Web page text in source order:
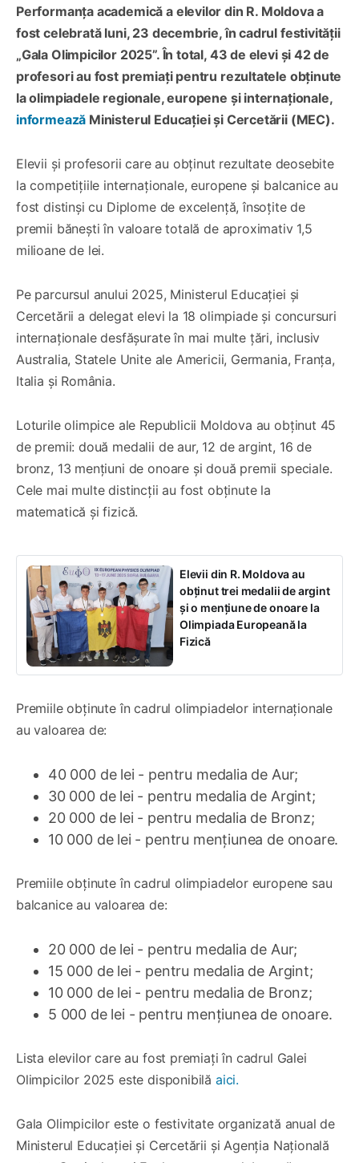
Performanța academică a elevilor din R. Moldova a
fost celebrată luni, 23 decembrie, în cadrul festivității
„Gala Olimpicilor 2025”. În total, 43 de elevi și 42 de
profesori au fost premiați pentru rezultatele obținute
la olimpiadele regionale, europene și internaționale,
informează Ministerul Educației și Cercetării (MEC).
Elevii și profesorii care au obținut rezultate deosebite
la competițiile internaționale, europene și balcanice au
fost distinși cu Diplome de excelență, însoțite de
premii bănești în valoare totală de aproximativ 1,5
milioane de lei.
Pe parcursul anului 2025, Ministerul Educației și
Cercetării a delegat elevi la 18 olimpiade și concursuri
internaționale desfășurate în mai multe țări, inclusiv
Australia, Statele Unite ale Americii, Germania, Franța,
Italia și România.
Loturile olimpice ale Republicii Moldova au obținut 45
de premii: două medalii de aur, 12 de argint, 16 de
bronz, 13 mențiuni de onoare și două premii speciale.
Cele mai multe distincții au fost obținute la
matematică și fizică.
Elevii din R. Moldova au
obținut trei medalii de argint
și o mențiune de onoare la
Olimpiada Europeană la
Fizică
Premiile obținute în cadrul olimpiadelor internaționale
au valoarea de:
40 000 de lei - pentru medalia de Aur;
30 000 de lei - pentru medalia de Argint;
20 000 de lei - pentru medalia de Bronz;
10 000 de lei - pentru mențiunea de onoare.
Premiile obținute în cadrul olimpiadelor europene sau
balcanice au valoarea de:
20 000 de lei - pentru medalia de Aur;
15 000 de lei - pentru medalia de Argint;
10 000 de lei - pentru medalia de Bronz;
5 000 de lei - pentru mențiunea de onoare.
Lista elevilor care au fost premiați în cadrul Galei
Olimpicilor 2025 este disponibilă aici.
Gala Olimpicilor este o festivitate organizată anual de
Ministerul Educației și Cercetării și Agenția Națională